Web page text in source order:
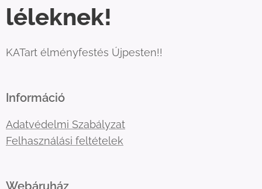
léleknek!
KATart élményfestés Újpesten!!
Információ
Adatvédelmi Szabályzat
Felhasználási feltételek